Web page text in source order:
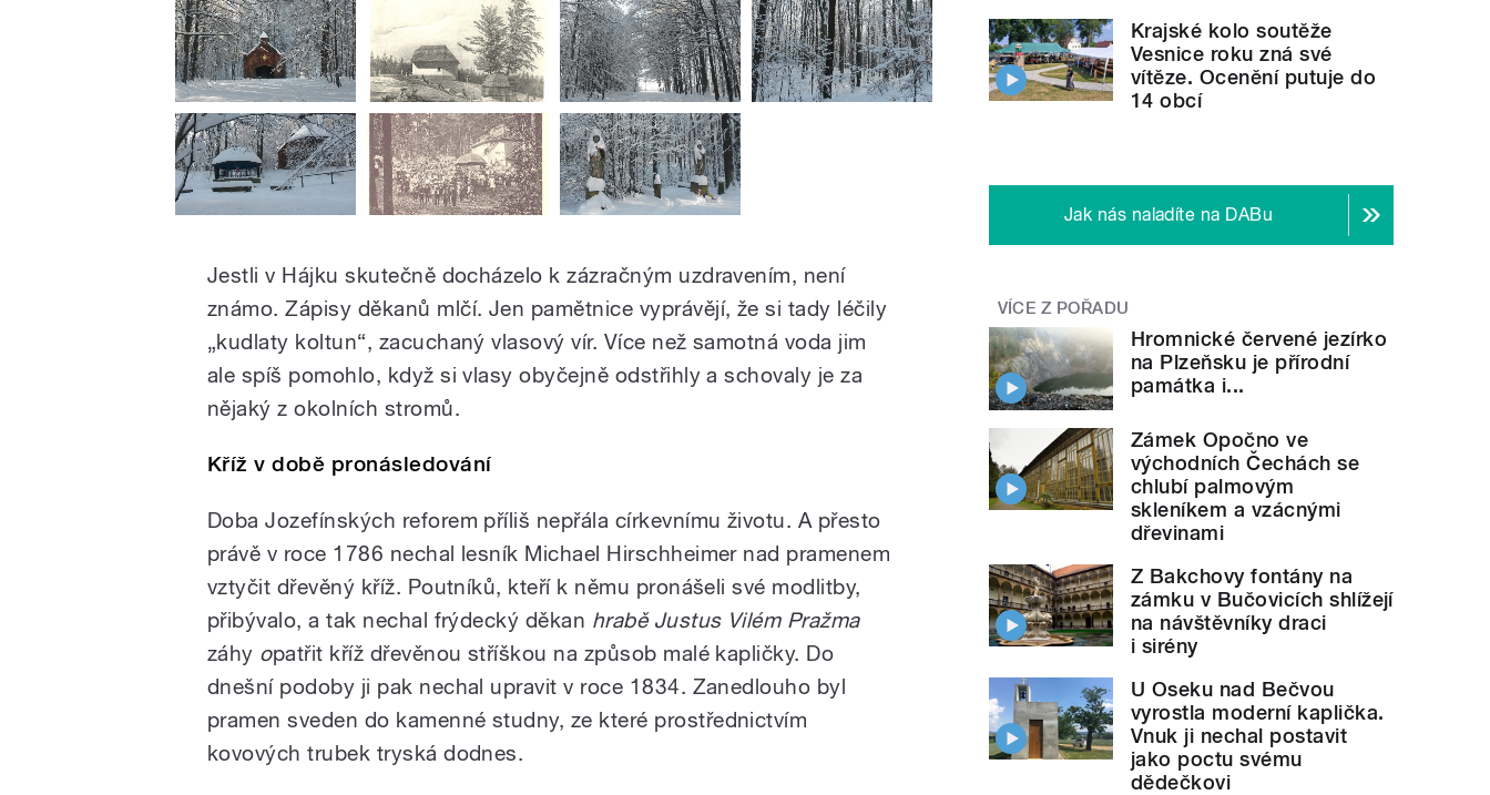
Jestli v Hájku skutečně docházelo k zázračným uzdravením, není
známo. Zápisy děkanů mlčí. Jen pamětnice vyprávějí, že si tady léčily
„kudlaty koltun“, zacuchaný vlasový vír. Více než samotná voda jim
ale spíš pomohlo, když si vlasy obyčejně odstřihly a schovaly je za
nějaký z okolních stromů.
Kříž v době pronásledování
Doba Jozefínských reforem příliš nepřála církevnímu životu. A přesto
právě v roce 1786 nechal lesník Michael Hirschheimer nad pramenem
vztyčit dřevěný kříž. Poutníků, kteří k němu pronášeli své modlitby,
přibývalo, a tak nechal frýdecký děkan hrabě Justus Vilém Pražma
záhy opatřit kříž dřevěnou stříškou na způsob malé kapličky. Do
dnešní podoby ji pak nechal upravit v roce 1834. Zanedlouho byl
pramen sveden do kamenné studny, ze které prostřednictvím
kovových trubek tryská dodnes.
Krajské kolo soutěže
Vesnice roku zná své
vítěze. Ocenění putuje do
14 obcí
Jak nás naladíte na DABu
VÍCE Z POŘADU
Hromnické červené jezírko
na Plzeňsku je přírodní
památka i...
Zámek Opočno ve
východních Čechách se
chlubí palmovým
skleníkem a vzácnými
dřevinami
Z Bakchovy fontány na
zámku v Bučovicích shlížejí
na návštěvníky draci
i sirény
U Oseku nad Bečvou
vyrostla moderní kaplička.
Vnuk ji nechal postavit
jako poctu svému
dědečkovi